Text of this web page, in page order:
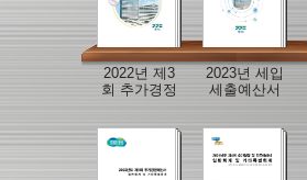
2022년 제3
회 추가경정
2023년 세입
세출예산서